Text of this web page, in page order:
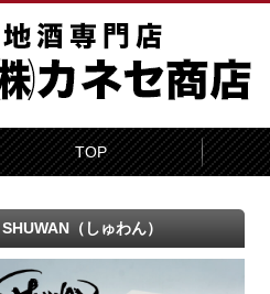
TOP
SHUWAN（しゅわん）